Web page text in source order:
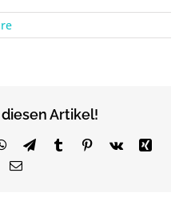
Artikel!
WhatsApp
TelegramTumblrPinterest
Vk
Xing
Email